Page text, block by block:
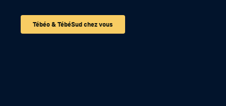
Tébéo & TébéSud chez vous